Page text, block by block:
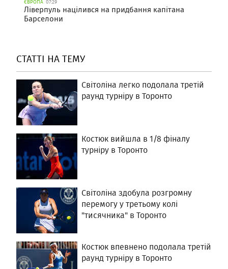
ЄВРОПА 07:29
Ліверпуль націлився на придбання капітана
Барселони
СТАТТІ НА ТЕМУ
Світоліна легко подолала третій
раунд турніру в Торонто
Костюк вийшла в 1/8 фіналу
турніру в Торонто
Світоліна здобула розгромну
перемогу у третьому колі
"тисячника" в Торонто
Костюк впевнено подолала третій
раунд турніру в Торонто